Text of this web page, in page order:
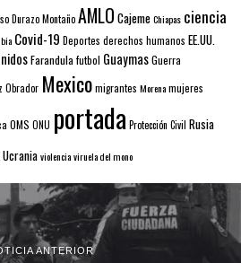
Durazo MontañoAMLO CajemeChiapas ciencia
Covid-19 Deportes derechos humanos EE.UU.
Farandulafutbol GuaymasGuerra
Obrador Mexicomigrantes Morenamujeres
OMS ONU portada Protección Civil Rusia
Ucraniaviolenciaviruela del mono
ANTERIOR